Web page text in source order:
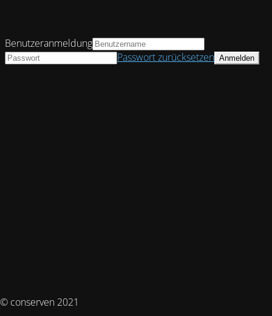
© conserven 2021
Benutzeranmeldung
Passwort zurücksetzen